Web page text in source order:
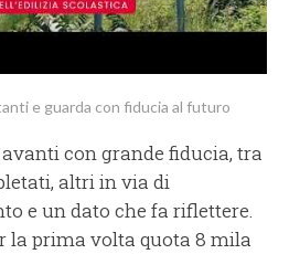
e guarda con fiducia al futuro
con grande fiducia, tra
altri in via di
e un dato che fa riflettere.
la prima volta quota 8 mila